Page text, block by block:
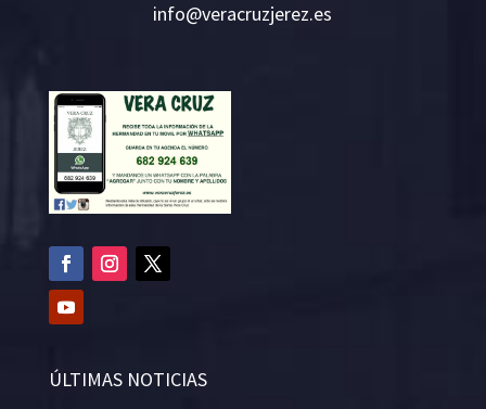
se.ze
rejzu
rcare
v@ofn
i
ÚLTIMAS NOTICIAS